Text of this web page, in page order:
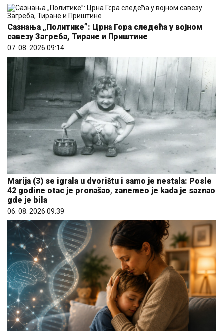
Сазнања „Политике”: Црна Гора следећа у војном
савезу Загреба, Тиране и Приштине
07. 08. 2026 09:14
Marija (3) se igrala u dvorištu i samo je nestala: Posle
42 godine otac je pronašao, zanemeo je kada je saznao
gde je bila
06. 08. 2026 09:39